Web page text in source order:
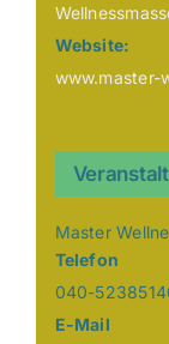
Website:
www.master-
Master
Telefon
040-
E-Mail